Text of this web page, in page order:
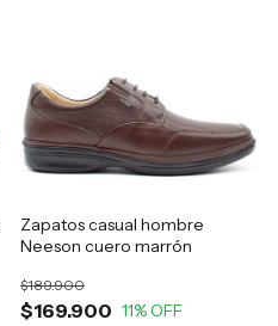
Zapatos casual hombre
Neeson cuero marrón
$169.900
$189.900
11% OFF